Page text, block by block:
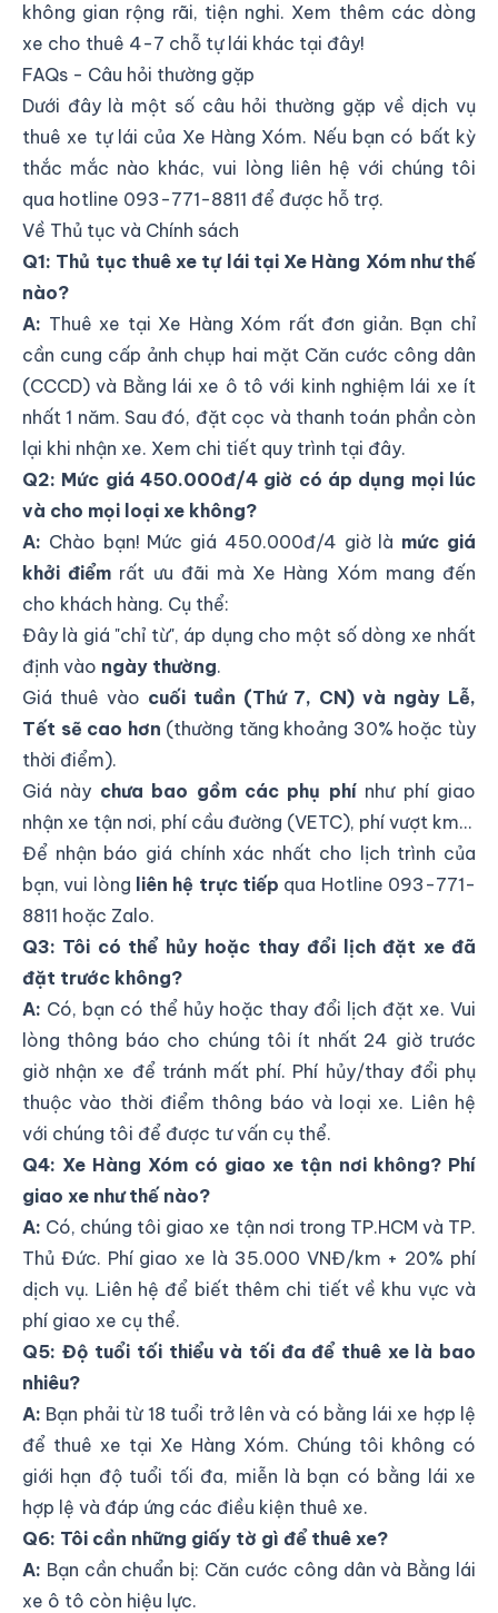
không gian rộng rãi, tiện nghi. Xem thêm các dòng
xe cho thuê 4-7 chỗ tự lái khác tại đây!
FAQs - Câu hỏi thường gặp
Dưới đây là một số câu hỏi thường gặp về dịch vụ
thuê xe tự lái của Xe Hàng Xóm. Nếu bạn có bất kỳ
thắc mắc nào khác, vui lòng liên hệ với chúng tôi
qua hotline 093-771-8811 để được hỗ trợ.
Về Thủ tục và Chính sách
Q1: Thủ tục thuê xe tự lái tại Xe Hàng Xóm như thế
nào?
A: Thuê xe tại Xe Hàng Xóm rất đơn giản. Bạn chỉ
cần cung cấp ảnh chụp hai mặt Căn cước công dân
(CCCD) và Bằng lái xe ô tô với kinh nghiệm lái xe ít
nhất 1 năm. Sau đó, đặt cọc và thanh toán phần còn
lại khi nhận xe. Xem chi tiết quy trình tại đây.
Q2: Mức giá 450.000đ/4 giờ có áp dụng mọi lúc
và cho mọi loại xe không?
A: Chào bạn! Mức giá 450.000đ/4 giờ là mức giá
khởi điểm rất ưu đãi mà Xe Hàng Xóm mang đến
cho khách hàng. Cụ thể:
Đây là giá "chỉ từ", áp dụng cho một số dòng xe nhất
định vào ngày thường.
Giá thuê vào cuối tuần (Thứ 7, CN) và ngày Lễ,
Tết sẽ cao hơn (thường tăng khoảng 30% hoặc tùy
thời điểm).
Giá này chưa bao gồm các phụ phínhư phí giao
nhận xe tận nơi, phí cầu đường (VETC), phí vượt km...
Để nhận báo giá chính xác nhất cho lịch trình của
bạn, vui lòng liên hệ trực tiếp qua Hotline 093-771-
8811 hoặc Zalo.
Q3: Tôi có thể hủy hoặc thay đổi lịch đặt xe đã
đặt trước không?
A: Có, bạn có thể hủy hoặc thay đổi lịch đặt xe. Vui
lòng thông báo cho chúng tôi ít nhất 24 giờ trước
giờ nhận xe để tránh mất phí. Phí hủy/thay đổi phụ
thuộc vào thời điểm thông báo và loại xe. Liên hệ
với chúng tôi để được tư vấn cụ thể.
Q4: Xe Hàng Xóm có giao xe tận nơi không? Phí
giao xe như thế nào?
A: Có, chúng tôi giao xe tận nơi trong TP.HCM và TP.
Thủ Đức. Phí giao xe là 35.000 VNĐ/km + 20% phí
dịch vụ. Liên hệ để biết thêm chi tiết về khu vực và
phí giao xe cụ thể.
Q5: Độ tuổi tối thiểu và tối đa để thuê xe là bao
nhiêu?
A: Bạn phải từ 18 tuổi trở lên và có bằng lái xe hợp lệ
để thuê xe tại Xe Hàng Xóm. Chúng tôi không có
giới hạn độ tuổi tối đa, miễn là bạn có bằng lái xe
hợp lệ và đáp ứng các điều kiện thuê xe.
Q6: Tôi cần những giấy tờ gì để thuê xe?
A: Bạn cần chuẩn bị: Căn cước công dân và Bằng lái
xe ô tô còn hiệu lực.